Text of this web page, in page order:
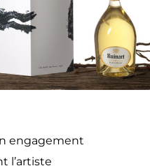
engagement
l’artiste